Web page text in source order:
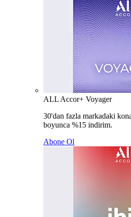
ALL Accor+ Voyager
30'dan fazla markadaki
boyunca %15 indirim.
Abone Ol